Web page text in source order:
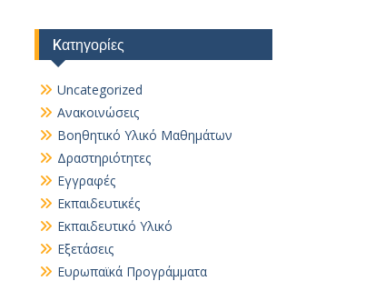
Kατηγορίες
Uncategorized
Ανακοινώσεις
Βοηθητικό Yλικό Mαθημάτων
Δραστηριότητες
Εγγραφές
Εκπαιδευτικές
Εκπαιδευτικό Υλικό
Εξετάσεις
Ευρωπαϊκά Προγράμματα